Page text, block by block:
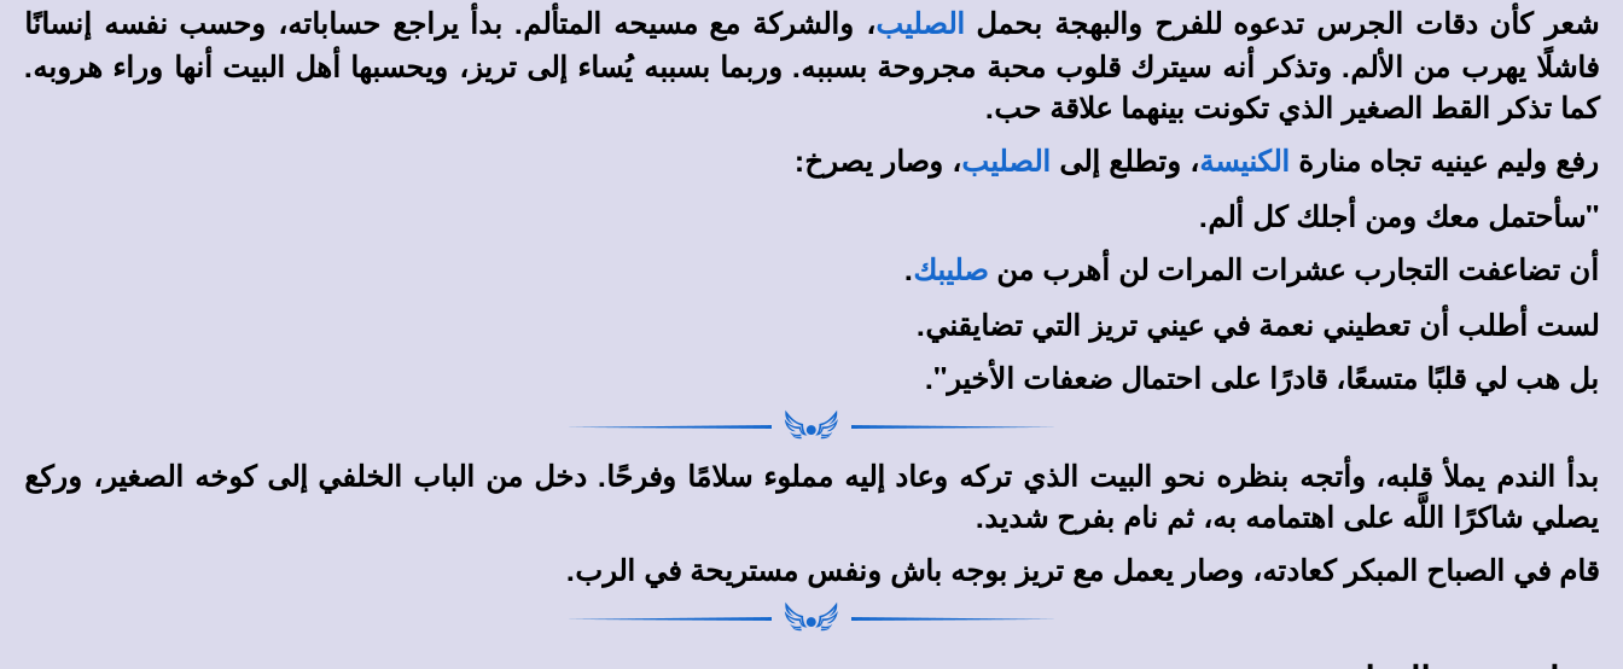
شعر كأن دقات الجرس تدعوه للفرح والبهجة بحمل
الصليب، والشركة مع مسيحه المتألم. بدأ يراجع حساباته، وحسب نفسه إنسانًا
فاشلًا يهرب من الألم. وتذكر أنه سيترك قلوب محبة مجروحة بسببه. وربما بسببه يُساء إلى تريز، ويحسبها أهل البيت أنها وراء هروبه.
كما تذكر القط الصغير الذي تكونت بينهما علاقة حب.
رفع وليم عينيه تجاه منارة
الكنيسة، وتطلع إلى الصليب، وصار يصرخ:
"سأحتمل معك ومن أجلك كل ألم.
أن تضاعفت التجارب عشرات المرات لن أهرب من صليبك.
لست أطلب أن تعطيني نعمة في عيني تريز التي تضايقني.
بل هب لي قلبًا متسعًا، قادرًا على احتمال ضعفات الأخير".
بدأ الندم يملأ قلبه، وأتجه بنظره نحو البيت الذي تركه وعاد إليه مملوء سلامًا وفرحًا. دخل من الباب الخلفي إلى كوخه الصغير، وركع
يصلي شاكرًا اللَّه على اهتمامه به، ثم نام بفرح شديد.
قام في الصباح المبكر كعادته، وصار يعمل مع تريز بوجه باش ونفس مستريحة في الرب.